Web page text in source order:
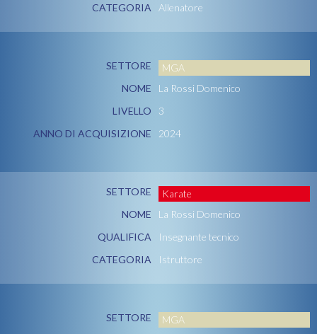
CATEGORIA
Allenatore
SETTORE
MGA
NOME
La Rossi Domenico
LIVELLO
3
ANNO DI ACQUISIZIONE
2024
SETTORE
Karate
NOME
La Rossi Domenico
QUALIFICA
Insegnante tecnico
CATEGORIA
Istruttore
SETTORE
MGA